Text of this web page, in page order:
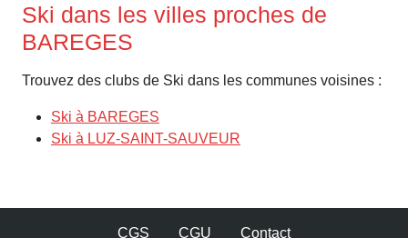
Ski dans les villes proches de
BAREGES
Trouvez des clubs de Ski dans les communes voisines :
Ski à BAREGES
Ski à LUZ-SAINT-SAUVEUR
CGS CGU Contact